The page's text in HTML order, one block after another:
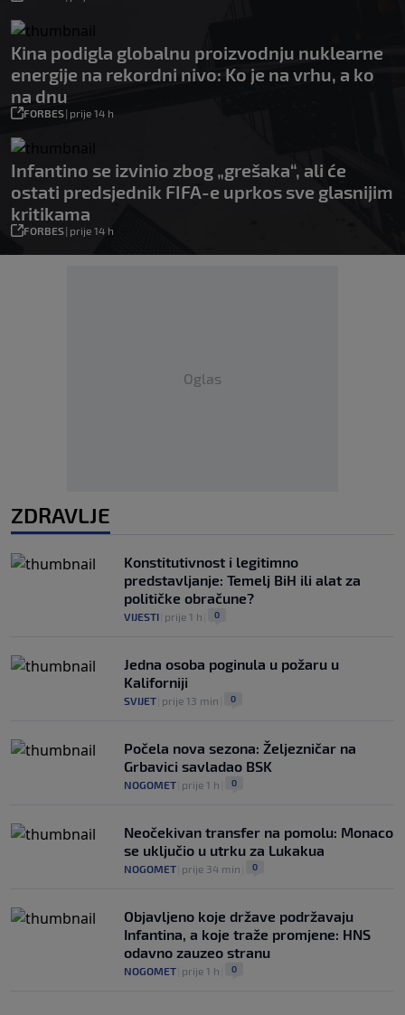
Kina podigla globalnu proizvodnju nuklearne
energije na rekordni nivo: Ko je na vrhu, a ko
na dnu
FORBES| prije 14 h
Infantino se izvinio zbog „grešaka“, ali će
ostati predsjednik FIFA-e uprkos sve glasnijim
kritikama
FORBES| prije 14 h
Oglas
ZDRAVLJE
Konstitutivnost i legitimno
predstavljanje: Temelj BiH ili alat za
političke obračune?
VIJESTI prije 1 h 0
Jedna osoba poginula u požaru u
Kaliforniji
SVIJET prije 13 min 0
Počela nova sezona: Željezničar na
Grbavici savladao BSK
NOGOMET prije 1 h 0
Neočekivan transfer na pomolu: Monaco
se uključio u utrku za Lukakua
NOGOMET prije 34 min 0
Objavljeno koje države podržavaju
Infantina, a koje traže promjene: HNS
odavno zauzeo stranu
NOGOMET prije 1 h 0